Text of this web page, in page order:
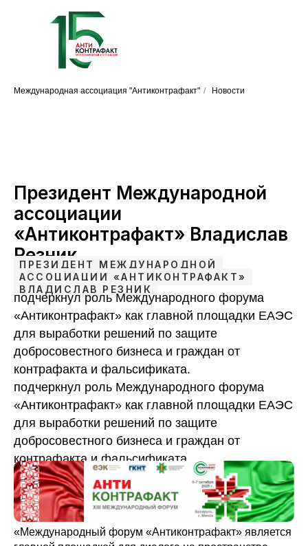
Международная ассоциация "Антиконтрафакт" / Новости
Президент Международной
ассоциации
«Антиконтрафакт» Владислав
Резник
ПРЕЗИДЕНТ МЕЖДУНАРОДНОЙ
АССОЦИАЦИИ «АНТИКОНТРАФАКТ»
ВЛАДИСЛАВ РЕЗНИК
подчеркнул роль Международного форума
«Антиконтрафакт» как главной площадки ЕАЭС
для выработки решений по защите
добросовестного бизнеса и граждан от
контрафакта и фальсификата.
подчеркнул роль Международного форума
«Антиконтрафакт» как главной площадки ЕАЭС
для выработки решений по защите
добросовестного бизнеса и граждан от
контрафакта и фальсификата.
«Международный форум «Антиконтрафакт» является